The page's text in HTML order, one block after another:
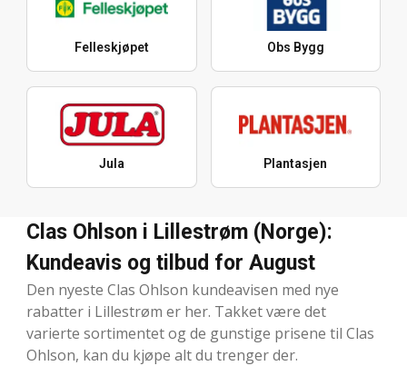
Felleskjøpet Obs Bygg
Jula Plantasjen
Clas Ohlson i Lillestrøm (Norge):
Kundeavis og tilbud for August
Den nyeste Clas Ohlson kundeavisen med nye
rabatter i Lillestrøm er her. Takket være det
varierte sortimentet og de gunstige prisene til Clas
Ohlson, kan du kjøpe alt du trenger der.